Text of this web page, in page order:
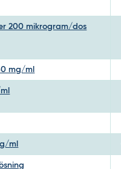
200 mikrogram/dos
mg/ml
ml